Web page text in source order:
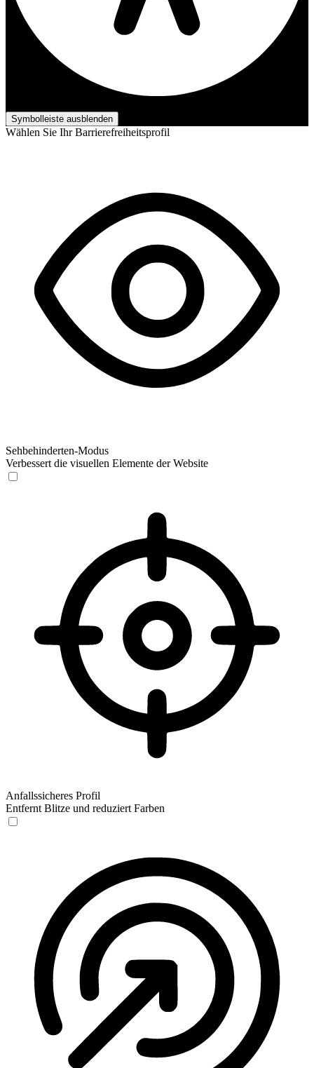
Symbolleiste ausblenden
Wählen Sie Ihr Barrierefreiheitsprofil
Sehbehinderten-Modus
Verbessert die visuellen Elemente der Website
Anfallssicheres Profil
Entfernt Blitze und reduziert Farben